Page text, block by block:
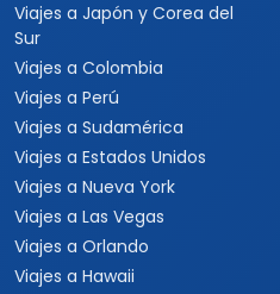
Viajes a Japón y Corea del
Sur
Viajes a Colombia
Viajes a Perú
Viajes a Sudamérica
Viajes a Estados Unidos
Viajes a Nueva York
Viajes a Las Vegas
Viajes a Orlando
Viajes a Hawaii